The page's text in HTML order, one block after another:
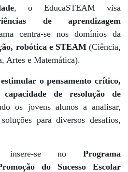
, o EducaSTEAM visa
de aprendizagem
centra-se nos domínios da
robótica e STEAM(Ciência,
Artes e Matemática).
estimular o pensamento crítico,
de resolução de
os jovens alunos a analisar,
para diversos desafios,
insere-se no Programa
do Sucesso Escolar